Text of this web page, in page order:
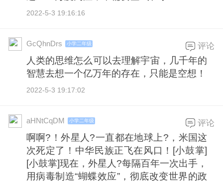
2022-5-3 19:16:16
GcQhnDrs 小学二年级
人类的思维怎么可以去理解宇宙，几千年的
智慧去想一个亿万年的存在，只能是空想！
2022-5-3 19:17:02
评论
aHNtCqDM 小学二年级
啊啊?！外星人?一直都在地球上?，米国这
次死定了！中华民族正飞在风口！[小鼓掌]
[小鼓掌]现在，外星人?每隔百年一次出手，
用病毒制造“蝴蝶效应”，彻底改变世界的政
评论